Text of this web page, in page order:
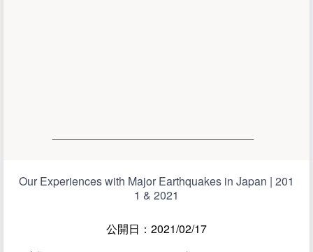
Our Experiences with Major Earthquakes in Japan | 201
1 & 2021
公開日：2021/02/17